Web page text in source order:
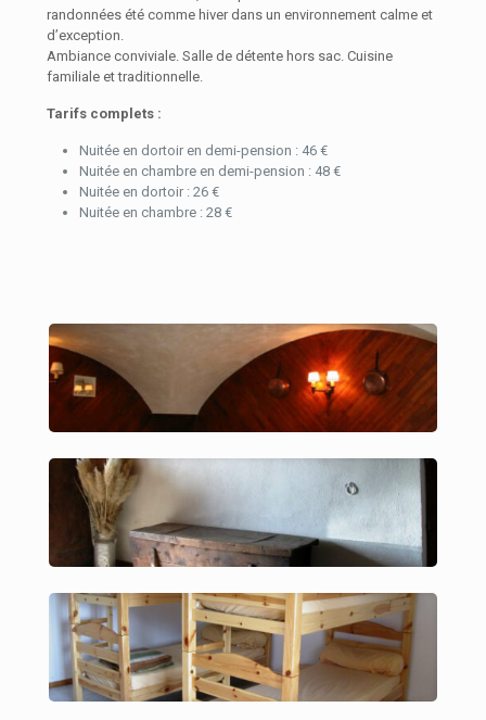
randonnées été comme hiver dans un environnement calme et
d’exception.
Ambiance conviviale. Salle de détente hors sac. Cuisine
familiale et traditionnelle.
Tarifs complets :
Nuitée en dortoir en demi-pension : 46 €
Nuitée en chambre en demi-pension : 48 €
Nuitée en dortoir : 26 €
Nuitée en chambre : 28 €